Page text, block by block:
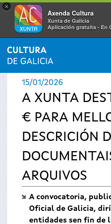
×
Axenda Cultura
Xunta de Galicia
Aplicación gratuíta - En
Vostede
está
aquí
INICIO › ACTUALIDADE
15/01/2026
A XUNTA
€ PARA
DESCRICIÓN
ARQUIVOS
A convocatoria,
Oficial de Galicia,
entidades sen fin de